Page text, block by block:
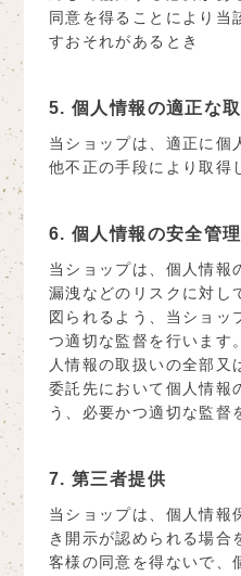
同意を得ることにより当
すおそれがあるとき
5. 個人情報の適正な
当ショップは、適正に個
他不正の手段により取得
6. 個人情報の安全管理
当ショップは、個人情報
漏洩などのリスクに対し
図られるよう、当ショッ
つ適切な監督を行います
人情報の取扱いの全部又
委託先において個人情報
う、必要かつ適切な監督
7. 第三者提供
当ショップは、個人情報
き開示が認められる場合
客様の同意を得ないで、